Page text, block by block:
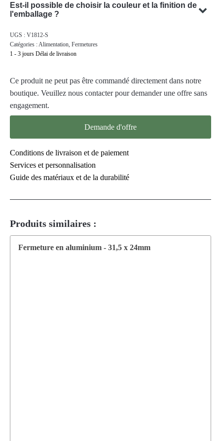
votre sujet. Notre équipe est spécialisée dans la conception de
spécifiques.
Est-il possible de choisir la couleur et la finition de
l'emballage ?
de votre emballage. Notre équipe se fera un plaisir de vous
conseiller pour trouver la couleur et la finition optimales pour
UGS : V1812-S
Catégories :Alimentation, Fermetures
1 - 3 jours Délai de livraison
Ce produit ne peut pas être commandé directement dans notre
boutique. Veuillez nous contacter pour demander une offre sans
engagement.
Demande d'offre
Conditions de livraison et de paiement
Services et personnalisation
Guide des matériaux et de la durabilité
Produits similaires :
Fermeture en aluminium - 31,5 x 24mm